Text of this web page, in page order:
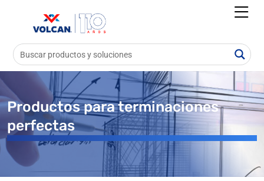
Productos para terminaciones
perfectas